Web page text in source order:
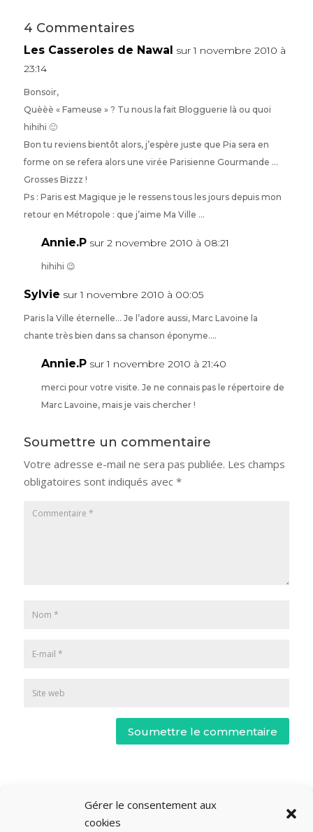
Gérer le consentement aux
cookies
4 Commentaires
Les Casseroles de Nawal sur 1 novembre 2010 à
23:14
Bonsoir,
Quèèè « Fameuse » ? Tu nous la fait Blogguerie là ou quoi
hihihi 🙂
Bon tu reviens bientôt alors, j’espère juste que Pia sera en
forme on se refera alors une virée Parisienne Gourmande …
Grosses Bizzz !
Ps : Paris est Magique je le ressens tous les jours depuis mon
retour en Métropole : que j’aime Ma Ville …
Annie.P sur 2 novembre 2010 à 08:21
hihihi 😉
Sylvie sur 1 novembre 2010 à 00:05
Paris la Ville éternelle… Je l’adore aussi, Marc Lavoine la
chante très bien dans sa chanson éponyme….
Annie.P sur 1 novembre 2010 à 21:40
merci pour votre visite. Je ne connais pas le répertoire de
Marc Lavoine, mais je vais chercher !
Soumettre un commentaire
Votre adresse e-mail ne sera pas publiée. Les champs
obligatoires sont indiqués avec *
Soumettre le commentaire